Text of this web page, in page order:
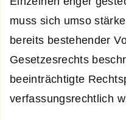
muss sich umso
bereits bestehender
Gesetzesrechts
beeinträchtigte
verfassungsrechtlich